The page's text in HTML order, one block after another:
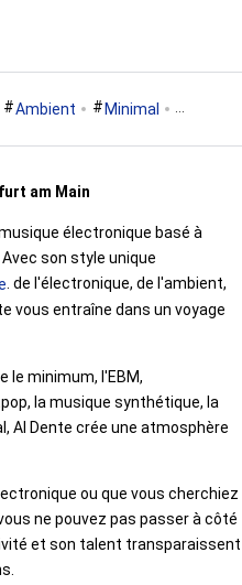
Ambient Minimal
am Main
électronique basé à
. Avec son style unique
. de l'électronique, de l'ambient,
vous entraîne dans un voyage
le minimum, l'EBM,
la musique synthétique, la
Al Dente crée une atmosphère
ou que vous cherchiez
ne pouvez pas passer à côté
et son talent transparaissent